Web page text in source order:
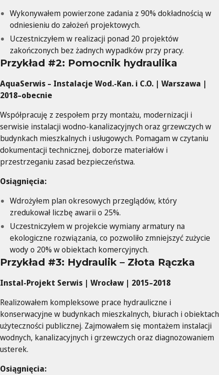
Wykonywałem powierzone zadania z 90% dokładnością w
odniesieniu do założeń projektowych.
Uczestniczyłem w realizacji ponad 20 projektów
zakończonych bez żadnych wypadków przy pracy.
Przykład #2: Pomocnik hydraulika
AquaSerwis – Instalacje Wod.-Kan. i C.O. | Warszawa |
2018–obecnie
Współpracuję z zespołem przy montażu, modernizacji i
serwisie instalacji wodno-kanalizacyjnych oraz grzewczych w
budynkach mieszkalnych i usługowych. Pomagam w czytaniu
dokumentacji technicznej, doborze materiałów i
przestrzeganiu zasad bezpieczeństwa.
Osiągnięcia:
Wdrożyłem plan okresowych przeglądów, który
zredukował liczbę awarii o 25%.
Uczestniczyłem w projekcie wymiany armatury na
ekologiczne rozwiązania, co pozwoliło zmniejszyć zużycie
wody o 20% w obiektach komercyjnych.
Przykład #3: Hydraulik – Złota Rączka
Instal-Projekt Serwis | Wrocław | 2015–2018
Realizowałem kompleksowe prace hydrauliczne i
konserwacyjne w budynkach mieszkalnych, biurach i obiektach
użyteczności publicznej. Zajmowałem się montażem instalacji
wodnych, kanalizacyjnych i grzewczych oraz diagnozowaniem
usterek.
Osiągnięcia: